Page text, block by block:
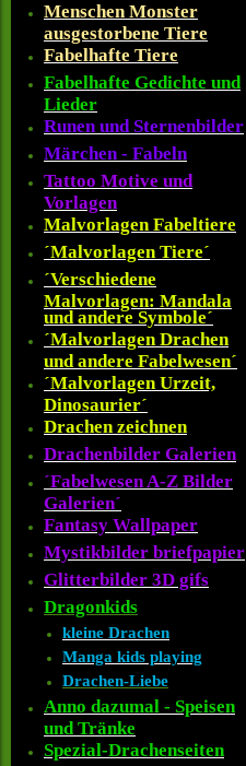
Menschen Monster
ausgestorbene Tiere
Fabelhafte Tiere
Fabelhafte Gedichte und
Lieder
Runen und Sternenbilder
Märchen - Fabeln
Tattoo Motive und
Vorlagen
Malvorlagen Fabeltiere
´Malvorlagen Tiere´
´Verschiedene
Malvorlagen: Mandala
und andere Symbole´
´Malvorlagen Drachen
und andere Fabelwesen´
´Malvorlagen Urzeit,
Dinosaurier´
Drachen zeichnen
Drachenbilder Galerien
´Fabelwesen A-Z Bilder
Galerien´
Fantasy Wallpaper
Mystikbilder briefpapier
Glitterbilder 3D gifs
Dragonkids
kleine Drachen
Manga kids playing
Drachen-Liebe
Anno dazumal - Speisen
und Tränke
Spezial-Drachenseiten